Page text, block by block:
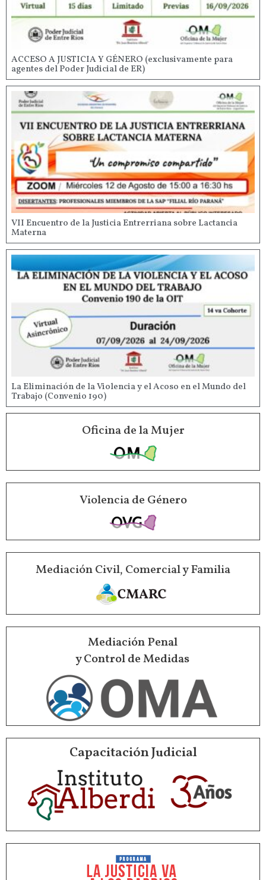
ACCESO A JUSTICIA Y GÉNERO (exclusivamente para
agentes del Poder Judicial de ER)
VII Encuentro de la Justicia Entrerriana sobre Lactancia
Materna
La Eliminación de la Violencia y el Acoso en el Mundo del
Trabajo (Convenio 190)
Oficina de la Mujer
Violencia de Género
Mediación Civil, Comercial y Familia
Mediación Penal
y Control de Medidas
Capacitación Judicial